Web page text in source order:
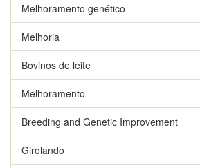
Melhoramento genético
Melhoria
Bovinos de leite
Melhoramento
Breeding and Genetic Improvement
Girolando